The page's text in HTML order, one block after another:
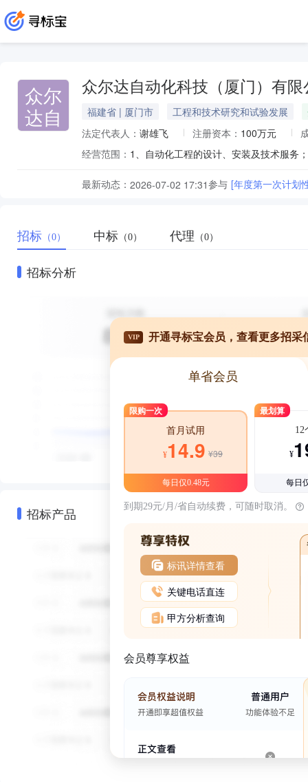
众尔
达自
众尔达自动化科技（厦门）有限
福建省 | 厦门市 工程和技术研究和试验发展
法定代表人： 谢雄飞 注册资本： 100万元
经营范围：
最新动态： 2026-07-02 17:31参与 [年度第一次计划
招标 （0） 中标 （0） 代理 （0）
招标分析
招标产品
VIP 开通寻标宝会员，查看更多招采
单省会员
限购一次
首月试用
¥14.9 ¥39
每日仅0.48元
最划算
12
¥
每日
到期29元/月/省自动续费，可随时取消。
标讯详情查看
关键电话直连
甲方分析查询
会员尊享权益